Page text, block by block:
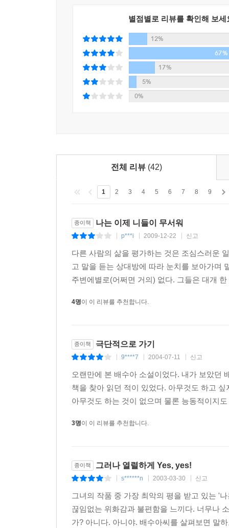
각이 다르다. 꿈꾸는 인생도 너무 다르다. 결혼하
으로 의지하는 것의 뒷맛을 충분히 맛보았다. 다
--- p.139-140
우리 세명은 반쯤 넘게 남은 스파게티 접시를 앞
우리는 다 옷과 구두 핸드백을 비교적 고급품으롱
었고 미장원에서 세팅한 헤어스타일을 하고 있었
신이지만 처녀가 아닌, 언제나 손가락 하나 까딱
까지 말하면 우아한 독신 계층의 홍보 문안으로 들
그러나 예를 들어서, 진숙은 옛날 부터 자신의 이
그녀는 자신의 수입 중 단 한푼도 가난한 부모를
라는 정도가 심각한 불감증이었다. 미라에게 남자
미라의 좋은 점이란 자신의 문제를 가지고 응석
는 펀이다. 손해. 미라의 키워드가 된다. 모든 것
지금 당장 나에게도 꿈이 있다. 탈한국(脫韓國)
는 것이다. 근사하게 옷을 차려입고 있는 척하는
하게 말해주는 것이다. 한치의 망설임 없이. 나는
--- p.206-208
엄마는 우리 가족 중에서 가장 현실적인 편이다.
--- pp.199-120
어차피 나는 혼자다. 남자란 바퀴벌레 같은 존재
침대 속에 비비고 들어오고 아침이 되면 흔적도
벌레일 뿐이고 그들 나름의 욕구에 의해서 살아간
별점별로 리뷰를 확인해 보세
12%
67%
17%
5%
0%
전체 리뷰 (42)
1 2 3 4 5 6 7 8 9
종이책 나는 이제 니들이 무서워
p***i 2009-12-22 신고
다른 사람의 삶을 평가하는 것은 조심스러운
고 말을 듣는 상대방에 따라 눈치를 보아가며
주변에별로(어쩌면 거의) 없다. 그들은 대개
4명이 이 리뷰를 추천합니다.
종이책 극단적으로 가기
9****7 2004-07-11 신고
오랜만에 본 배수아 소설이었다. 내가 보았던
책을 찾아 읽던 적이 있었다. 아무것도 하고
아무것도 하는 것이 없으며 물론 능동적이지
3명이 이 리뷰를 추천합니다.
종이책 그러나 열렬하게 Yes, yes!
s******n 2003-03-30 신고
그녀의 작품 중 가장 최악의 평을 받고 있는 '
끊임없는 위화감과 불편함을 느끼다. 너무나
가? 아니다. 아니야. 배수아씨를 살펴보면 말